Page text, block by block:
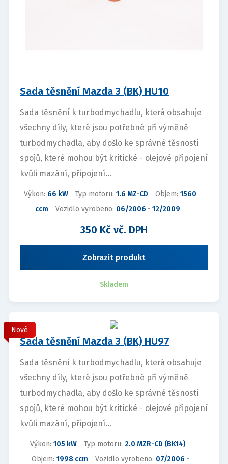
Sada těsnění Mazda 3 (BK) HU10
Sada těsnění k turbodmychadlu, která obsahuje
všechny díly, které jsou potřebné při výměně
turbodmychadla, aby došlo ke správné těsnosti
spojů, které mohou být kritické - olejové připojení
kvůli mazání, připojení...
Výkon: 66 kW Typ motoru: 1.6 MZ-CD Objem: 1560
ccm
Vozidlo vyrobeno: 06/2006 - 12/2009
350 Kč vč. DPH
Zobrazit produkt
Skladem
Nové
Sada těsnění Mazda 3 (BK) HU97
Sada těsnění k turbodmychadlu, která obsahuje
všechny díly, které jsou potřebné při výměně
turbodmychadla, aby došlo ke správné těsnosti
spojů, které mohou být kritické - olejové připojení
kvůli mazání, připojení...
Výkon: 105 kW Typ motoru: 2.0 MZR-CD (BK14)
Objem: 1998 ccm Vozidlo vyrobeno: 07/2006 -